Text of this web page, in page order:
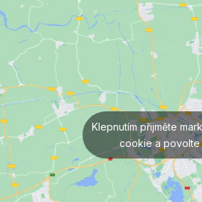
Klepnutím přijměte
cookie a povolte